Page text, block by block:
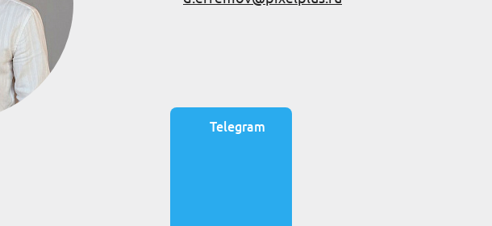
Telegram